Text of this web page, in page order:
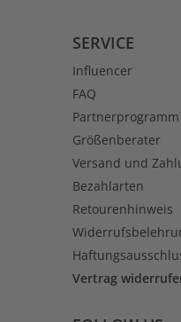
SERVICE
Influencer
FAQ
Partnerprogramm
Größenberater
Versand und
Bezahlarten
Retourenhinweis
Vertrag